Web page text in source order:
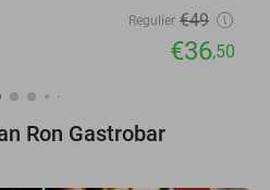
Regulier €49
€36,50
Ron Gastrobar